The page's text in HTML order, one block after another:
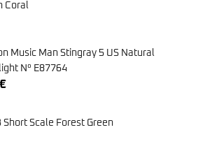
Coral
Music Man Stingray 5 US Natural
N° E87764
€
Short Scale Forest Green